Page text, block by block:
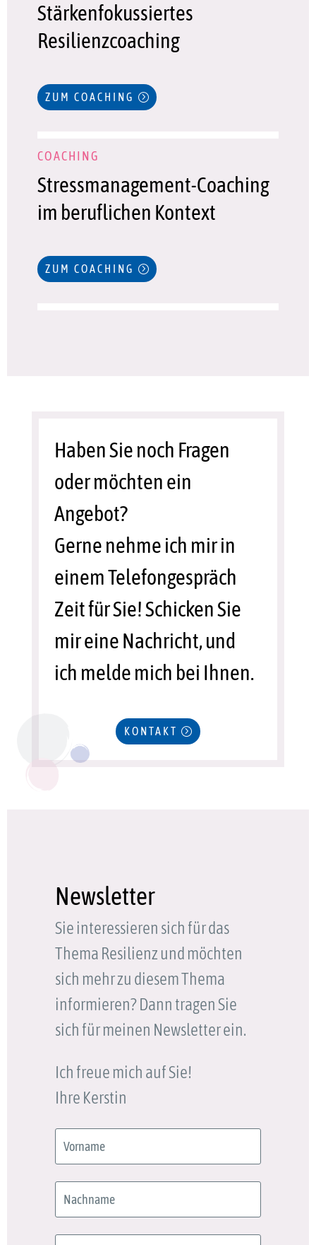
Stärkenfokussiertes
Resilienzcoaching
ZUM COACHING
COACHING
Stressmanagement-Coaching
im beruflichen Kontext
ZUM COACHING
Haben Sie noch Fragen
oder möchten ein
Angebot?
Gerne nehme ich mir in
einem Telefongespräch
Zeit für Sie! Schicken Sie
mir eine Nachricht, und
ich melde mich bei Ihnen.
KONTAKT
Newsletter
Sie interessieren sich für das
Thema Resilienz und möchten
sich mehr zu diesem Thema
informieren? Dann tragen Sie
sich für meinen Newsletter ein.
Ich freue mich auf Sie!
Ihre Kerstin